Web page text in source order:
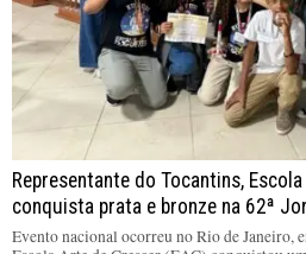
Representante do Tocantins,
conquista prata e bronze na 62ª
Evento nacional ocorreu no Rio de Janeiro,